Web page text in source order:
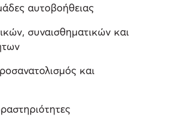
αυτοβοήθειας
συναισθηματικών και
και